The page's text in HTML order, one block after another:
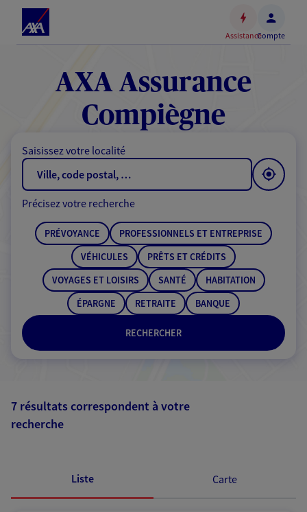
Accéder
contenu
principal
Accéder
au
de
AssistanceCompte
AXA Assurance
Compiègne
Saisissez votre localité
RECHERCHER
Précisez votre recherche
PRÉVOYANCE
PROFESSIONNELS ET ENTREPRISE
VÉHICULES
PRÊTS ET CRÉDITS
VOYAGES ET LOISIRS
SANTÉ
HABITATION
ÉPARGNE
RETRAITE BANQUE
7 résultats correspondent à votre
recherche
Liste Carte